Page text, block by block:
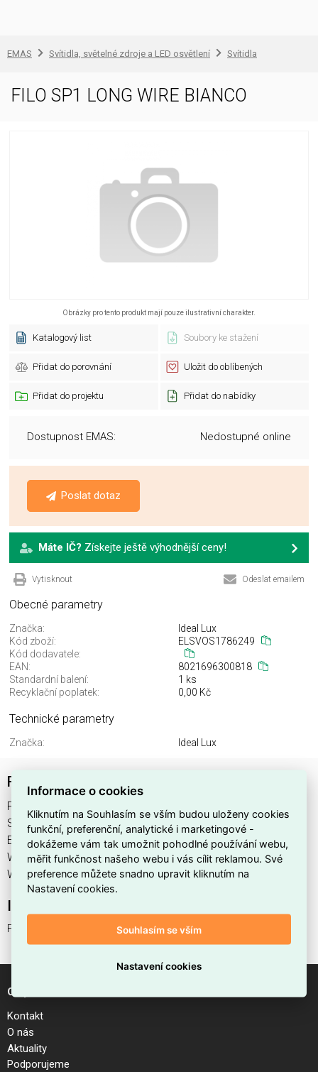
EMAS Svítidla, světelné zdroje a LED osvětlení Svítidla
FILO SP1 LONG WIRE BIANCO
Obrázky pro tento produkt mají pouze ilustrativní charakter.
Katalogový list Soubory ke stažení
Přidat do porovnání Uložit do oblíbených
Přidat do projektu Přidat do nabídky
Dostupnost EMAS: Nedostupné online
Poslat dotaz
Máte IČ? Získejte ještě výhodnější ceny!
Vytisknout Odeslat emailem
Obecné parametry
Značka:
Ideal Lux
Kód zboží:
ELSVOS1786249
Kód dodavatele:
EAN:
8021696300818
Standardní balení:
1 ks
Recyklační poplatek:
0,00 Kč
Technické parametry
Značka: Ideal Lux
FILO SP1 LONG WIRE BIANCO
FILO SP1 LONG WIRE BIANCO najdete v kategoriích Svítidla,
Svítidla, světelné zdroje a LED osvětlení, výrobce Ideal Lux,
EAN 8021696300818, kód dodavatele . FILO SP1 LONG
WIRE BIANCO nabízíme od 1 ks. Kód EMAS FILO SP1 LONG
WIRE BIANCO je ELSVOS1786249.
Interní název produktu
FILO SP1 LONG WIRE BIANCO
O společnosti
Kontakt
O nás
Aktuality
Podporujeme
Informace o cookies
Kliknutím na Souhlasím se vším budou uloženy cookies
funkční, preferenční, analytické i marketingové -
dokážeme vám tak umožnit pohodlné používání webu,
měřit funkčnost našeho webu i vás cílit reklamou. Své
preference můžete snadno upravit kliknutím na
Nastavení cookies.
Souhlasím se vším
Nastavení cookies